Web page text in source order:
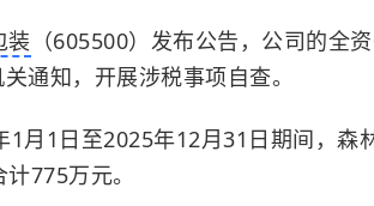
装 （605500）发布公告，公司的全
通知，开展涉税事项自查。
月1日至2025年12月31日期间，森
775万元。